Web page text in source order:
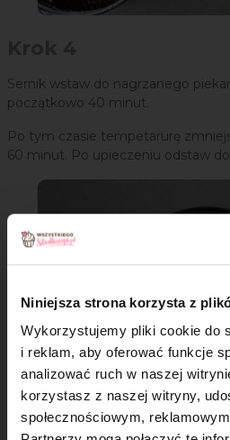
Niniejsza strona korzysta z
Wykorzystujemy pliki cookie do
i reklam, aby oferować funkcje
analizować ruch w naszej
korzystasz z naszej witryny,
społecznościowym,
Sernik wstaw do nagrzanego
początkowo 40 minut.
Po tym czasie tempetarurę
60 minut. Po upieczeniu odstaw